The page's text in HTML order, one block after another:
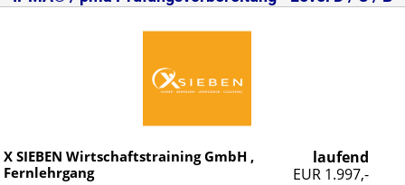
laufend
EUR 1.997,-
X SIEBEN Wirtschaftstraining GmbH ,
Fernlehrgang